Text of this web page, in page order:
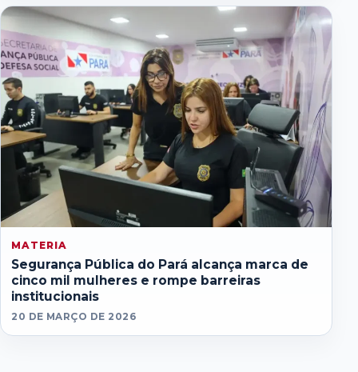
MATERIA
Segurança Pública do Pará alcança marca de
cinco mil mulheres e rompe barreiras
institucionais
20 DE MARÇO DE 2026